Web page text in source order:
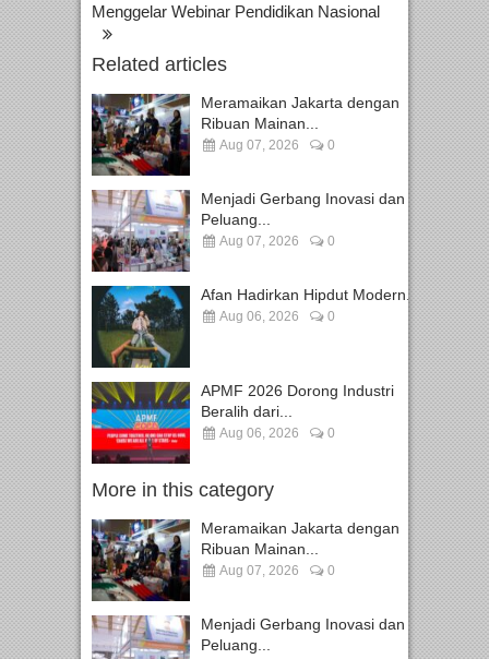
Menggelar Webinar Pendidikan Nasional
Related articles
Meramaikan Jakarta dengan
Ribuan Mainan...
Aug 07, 2026 0
Menjadi Gerbang Inovasi dan
Peluang...
Aug 07, 2026 0
Afan Hadirkan Hipdut Modern...
Aug 06, 2026 0
APMF 2026 Dorong Industri
Beralih dari...
Aug 06, 2026 0
More in this category
Meramaikan Jakarta dengan
Ribuan Mainan...
Aug 07, 2026 0
Menjadi Gerbang Inovasi dan
Peluang...